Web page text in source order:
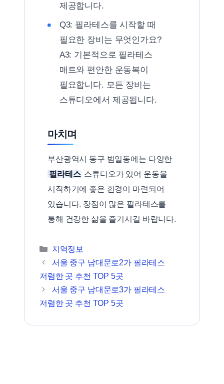
제공합니다.
Q3: 필라테스를 시작할 때
필요한 장비는 무엇인가요?
A3: 기본적으로 필라테스
매트와 편안한 운동복이
필요합니다. 모든 장비는
스튜디오에서 제공됩니다.
마치며
부산광역시 동구 범일동에는 다양한
필라테스 스튜디오가 있어 운동을
시작하기에 좋은 환경이 마련되어
있습니다. 장점이 많은 필라테스를
통해 건강한 삶을 즐기시길 바랍니다.
카테고리
지역정보
서울 중구 남대문로2가 필라테스
저렴한 곳 추천 TOP 5곳
서울 중구 남대문로3가 필라테스
저렴한 곳 추천 TOP 5곳